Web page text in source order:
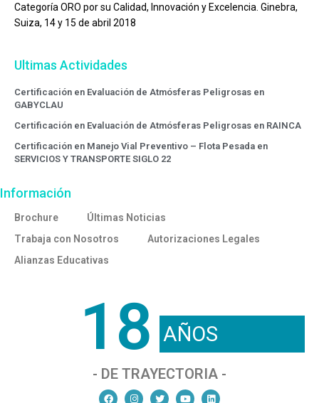
Categoría ORO por su Calidad, Innovación y Excelencia. Ginebra,
Suiza, 14 y 15 de abril 2018
Ultimas Actividades
Certificación en Evaluación de Atmósferas Peligrosas en
GABYCLAU
Certificación en Evaluación de Atmósferas Peligrosas en RAINCA
Certificación en Manejo Vial Preventivo – Flota Pesada en
SERVICIOS Y TRANSPORTE SIGLO 22
Información
Brochure
Últimas Noticias
Trabaja con Nosotros
Autorizaciones Legales
Alianzas Educativas
18 AÑOS
- DE TRAYECTORIA -